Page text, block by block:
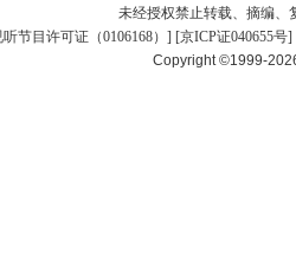
未经授权禁止转载、摘编、
节目许可证（0106168） ] [京ICP证040655号]
Copyright ©1999-